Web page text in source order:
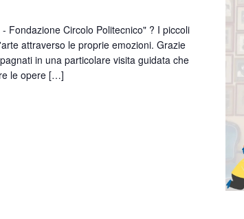
Fondazione Circolo Politecnico" ? I piccoli
attraverso le proprie emozioni. Grazie
in una particolare visita guidata che
le opere […]